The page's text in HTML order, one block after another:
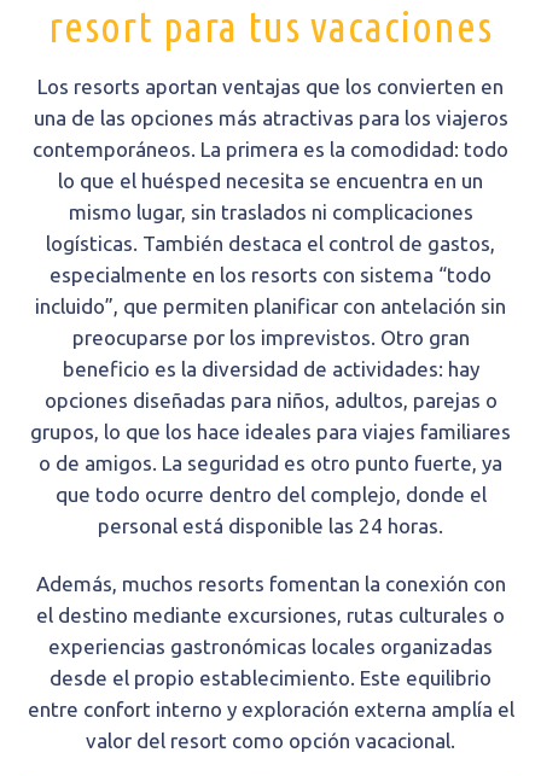
resort para tus vacaciones
Los resorts aportan ventajas que los convierten en
una de las opciones más atractivas para los viajeros
contemporáneos. La primera es la comodidad: todo
lo que el huésped necesita se encuentra en un
mismo lugar, sin traslados ni complicaciones
logísticas. También destaca el control de gastos,
especialmente en los resorts con sistema “todo
incluido”, que permiten planificar con antelación sin
preocuparse por los imprevistos. Otro gran
beneficio es la diversidad de actividades: hay
opciones diseñadas para niños, adultos, parejas o
grupos, lo que los hace ideales para viajes familiares
o de amigos. La seguridad es otro punto fuerte, ya
que todo ocurre dentro del complejo, donde el
personal está disponible las 24 horas.
Además, muchos resorts fomentan la conexión con
el destino mediante excursiones, rutas culturales o
experiencias gastronómicas locales organizadas
desde el propio establecimiento. Este equilibrio
entre confort interno y exploración externa amplía el
valor del resort como opción vacacional.